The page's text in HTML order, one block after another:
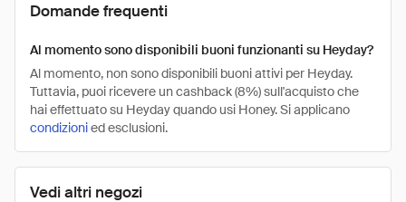
Vedi altri negozi
Domande frequenti
Al momento sono disponibili buoni funzionanti su Heyday?
Al momento, non sono disponibili buoni attivi per Heyday.
Tuttavia, puoi ricevere un cashback (8%) sull'acquisto che
hai effettuato su Heyday quando usi Honey. Si applicano
condizionied esclusioni.